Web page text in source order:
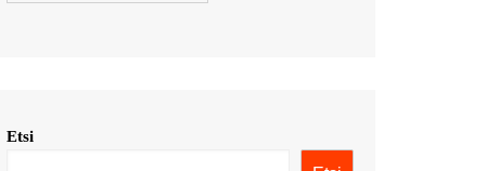
metodos de pago,
Etsi